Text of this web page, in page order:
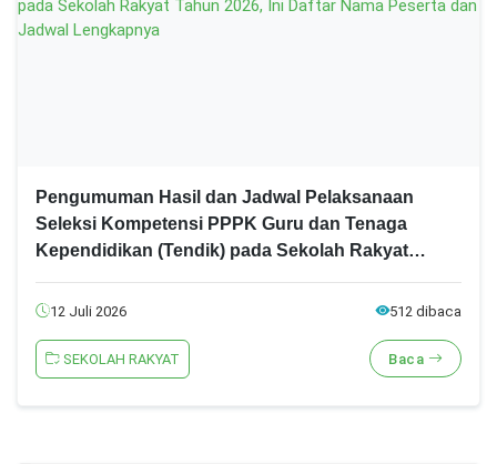
Pengumuman Hasil dan Jadwal Pelaksanaan
Seleksi Kompetensi PPPK Guru dan Tenaga
Kependidikan (Tendik) pada Sekolah Rakyat
Lengkapnya
12 Juli 2026 512 dibaca
SEKOLAH RAKYAT Baca